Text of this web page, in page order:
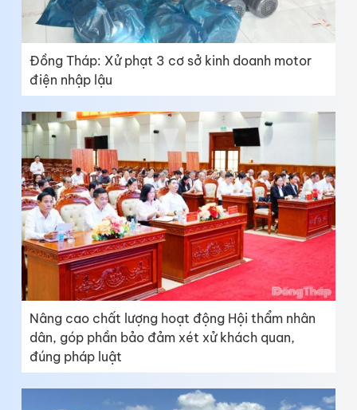
Đồng Tháp: Xử phạt 3 cơ sở kinh doanh motor
điện nhập lậu
Nâng cao chất lượng hoạt động Hội thẩm nhân
dân, góp phần bảo đảm xét xử khách quan,
đúng pháp luật